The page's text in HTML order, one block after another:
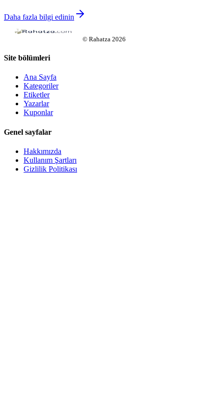
Daha fazla bilgi edinin
© Rahatza 2026
Site bölümleri
Ana Sayfa
Kategoriler
Etiketler
Yazarlar
Kuponlar
Genel sayfalar
Hakkımızda
Kullanım Şartları
Gizlilik Politikası